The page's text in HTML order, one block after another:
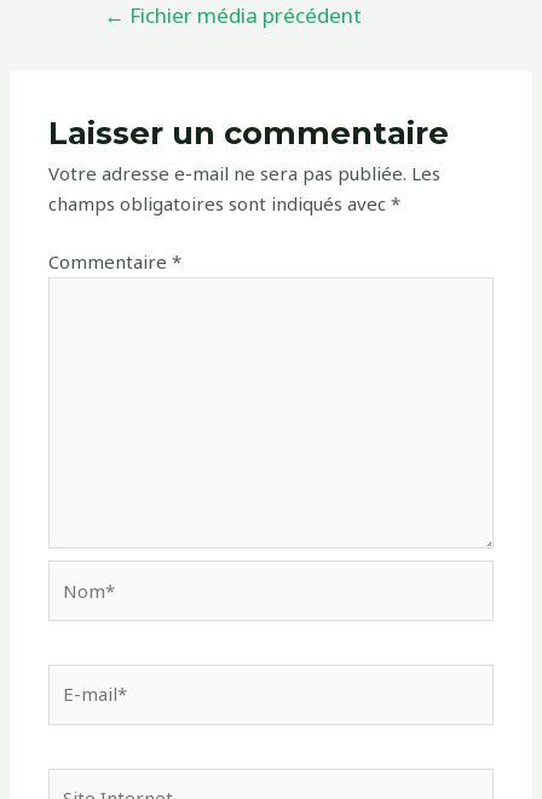
← Fichier média précédent
Laisser un commentaire
Votre adresse e-mail ne sera pas publiée. Les
champs obligatoires sont indiqués avec*
Commentaire*